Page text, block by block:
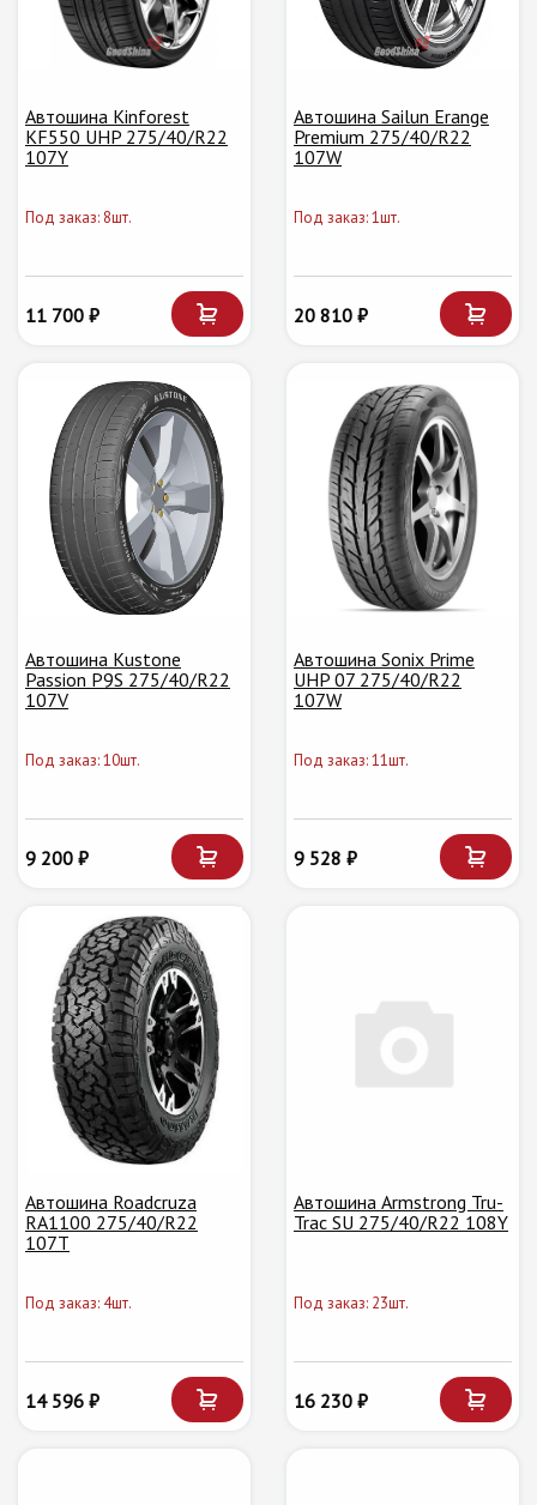
Автошина Kinforest
KF550 UHP 275/40/R22
107Y
Под заказ: 8шт.
11 700 ₽
Автошина Sailun Erange
Premium 275/40/R22
107W
Под заказ: 1шт.
20 810 ₽
Автошина Kustone
Passion P9S 275/40/R22
107V
Под заказ: 10шт.
9 200 ₽
Автошина Sonix Prime
UHP 07 275/40/R22
107W
Под заказ: 11шт.
9 528 ₽
Автошина Roadcruza
RA1100 275/40/R22
107T
Под заказ: 4шт.
14 596 ₽
Автошина Armstrong Tru-
Trac SU 275/40/R22 108Y
Под заказ: 23шт.
16 230 ₽